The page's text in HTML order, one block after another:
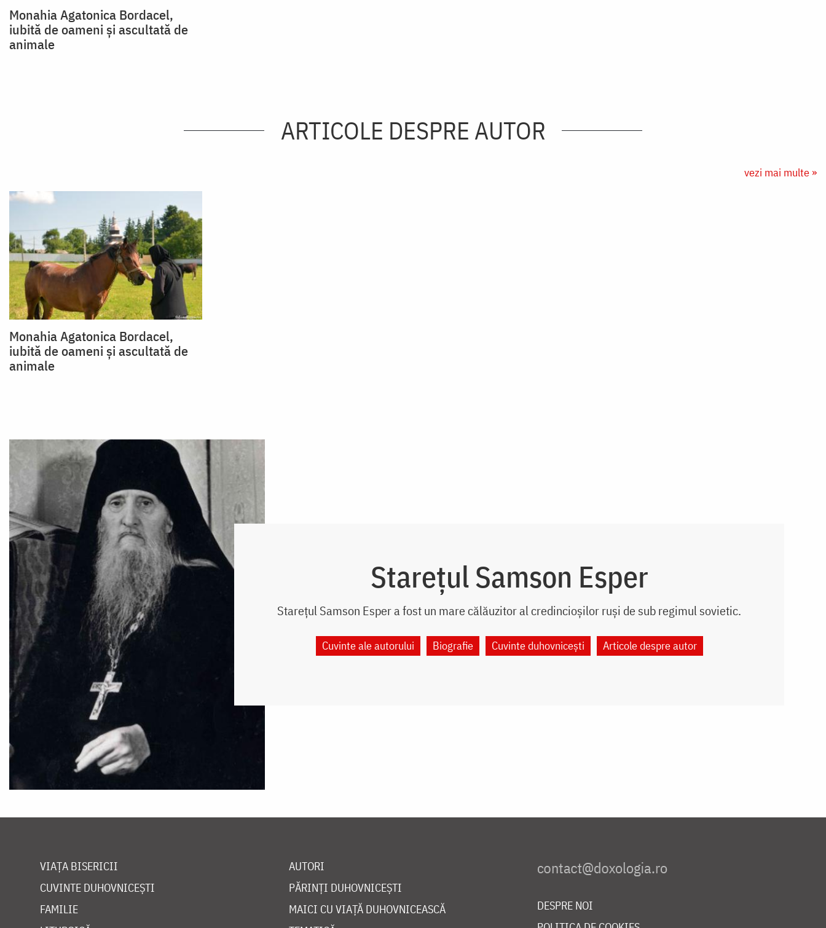
Monahia Agatonica Bordacel,
iubită de oameni și ascultată de
animale
ARTICOLE DESPRE AUTOR
vezi mai multe »
Monahia Agatonica Bordacel,
iubită de oameni și ascultată de
animale
Starețul Samson Esper
Starețul Samson Esper a fost un mare călăuzitor al credincioșilor ruși de sub regimul sovietic.
Cuvinte ale autorului Biografie Cuvinte duhovnicești Articole despre autor
VIAȚA BISERICII
CUVINTE DUHOVNICEȘTI
FAMILIE
AUTORI
PĂRINȚI DUHOVNICEȘTI
MAICI CU VIAȚĂ DUHOVNICEASCĂ
DESPRE NOI